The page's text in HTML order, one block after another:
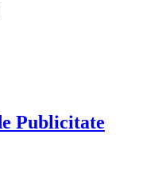
Publicitate